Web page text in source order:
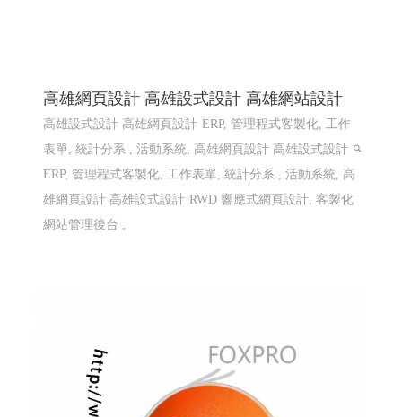
高雄網頁設計 高雄設式設計 高雄網站設計
高雄設式設計 高雄網頁設計 ERP, 管理程式客製化, 工作
表單, 統計分系 , 活動系統, 高雄網頁設計 高雄設式設計
ERP, 管理程式客製化, 工作表單, 統計分系 , 活動系統, 高
雄網頁設計 高雄設式設計 RWD 響應式網頁設計, 客製化
網站管理後台 ,